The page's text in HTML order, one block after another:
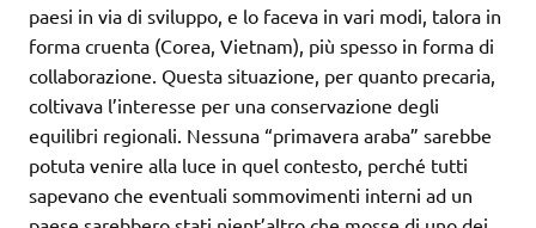
paesi in via di sviluppo, e lo faceva in vari modi, talora in
forma cruenta (Corea, Vietnam), più spesso in forma di
collaborazione. Questa situazione, per quanto precaria,
coltivava l’interesse per una conservazione degli
equilibri regionali. Nessuna “primavera araba” sarebbe
potuta venire alla luce in quel contesto, perché tutti
sapevano che eventuali sommovimenti interni ad un